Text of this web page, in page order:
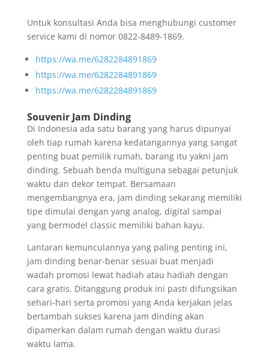
Untuk konsultasi Anda bisa menghubungi customer
service kami di nomor 0822-8489-1869.
https://wa.me/6282284891869
https://wa.me/6282284891869
https://wa.me/6282284891869
Souvenir Jam Dinding
Di Indonesia ada satu barang yang harus dipunyai
oleh tiap rumah karena kedatangannya yang sangat
penting buat pemilik rumah, barang itu yakni jam
dinding. Sebuah benda multiguna sebagai petunjuk
waktu dan dekor tempat. Bersamaan
mengembangnya era, jam dinding sekarang memiliki
tipe dimulai dengan yang analog, digital sampai
yang bermodel classic memiliki bahan kayu.
Lantaran kemunculannya yang paling penting ini,
jam dinding benar-benar sesuai buat menjadi
wadah promosi lewat hadiah atau hadiah dengan
cara gratis. Ditanggung produk ini pasti difungsikan
sehari-hari serta promosi yang Anda kerjakan jelas
bertambah sukses karena jam dinding akan
dipamerkan dalam rumah dengan waktu durasi
waktu lama.